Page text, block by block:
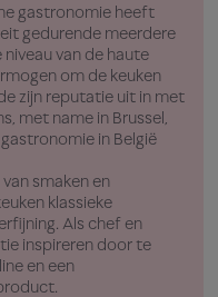
gastronomie heeft
gedurende meerdere
van de haute
om de keuken
zijn reputatie uit in met
met name in Brussel,
in België
smaken en
klassieke
Als chef en
inspireren door te
en een